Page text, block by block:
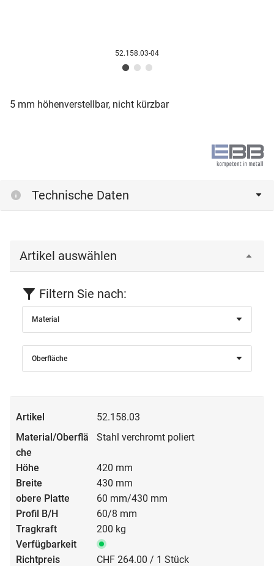
52.158.03-04
5 mm höhenverstellbar, nicht kürzbar
Technische Daten
Artikel auswählen
Filtern Sie nach:
Material
Oberfläche
52.158.03
Stahl verchromt poliert
420 mm
430 mm
60 mm/430 mm
60/8 mm
200 kg
CHF 264.00 / 1 Stück